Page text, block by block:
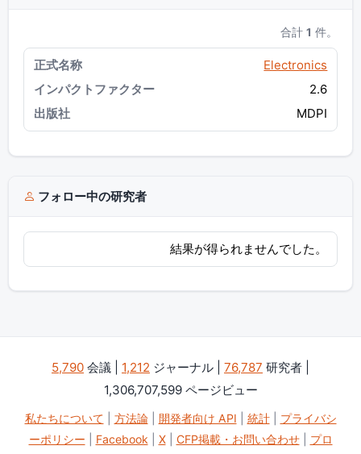
合計1 件。
Electronics
2.6
MDPI
フォロー中の研究者
結果が得られませんでした。
5,790 会議 | 1,212 ジャーナル | 76,787 研究者 |
1,306,707,599 ページビュー
私たちについて 方法論| 開発者向け API 統計| プライバシ
ーポリシー
Facebook X| CFP掲載・お問い合わせ| プロ